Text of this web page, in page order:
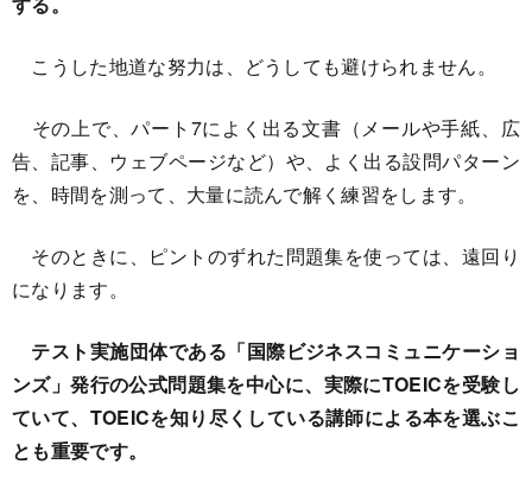
こうした地道な努力は、どうしても避けられません。
その上で、パート7によく出る文書（メールや手紙、広
告、記事、ウェブページなど）や、よく出る設問パターン
を、時間を測って、大量に読んで解く練習をします。
そのときに、ピントのずれた問題集を使っては、遠回り
になります。
テスト実施団体である「国際ビジネスコミュニケーショ
ンズ」発行の公式問題集を中心に、実際にTOEICを受験し
ていて、TOEICを知り尽くしている講師による本を選ぶこ
とも重要です。